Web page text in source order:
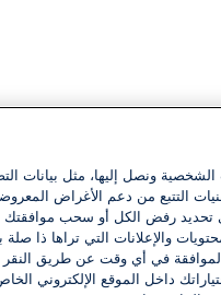
الشخصية ونصل إليها، مثل بيانات
التتبع من دعم الأغراض
تحديد رفض الكل أو سحب موافقتك
والإعلانات التي تراها ذا
الموافقة في أي وقت عن طريق النقر
داخل الموقع الإلكتروني